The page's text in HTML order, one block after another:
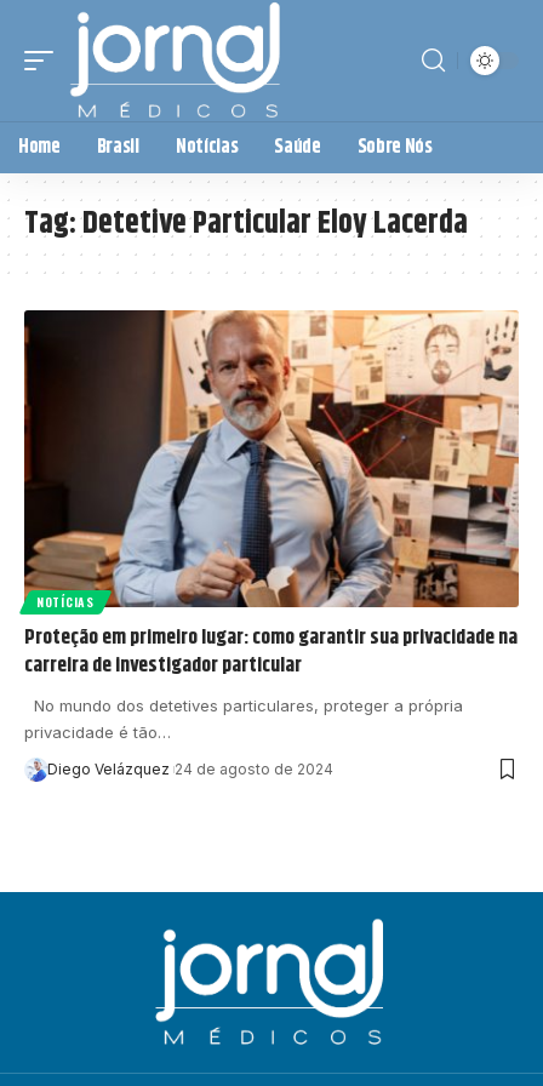
Home Brasil Notícias Saúde Sobre Nós
Tag:Detetive Particular Eloy Lacerda
NOTÍCIAS
Proteção em primeiro lugar: como garantir sua privacidade na
carreira de investigador particular
No mundo dos detetives particulares, proteger a própria
privacidade é tão…
Diego Velázquez 24 de agosto de 2024